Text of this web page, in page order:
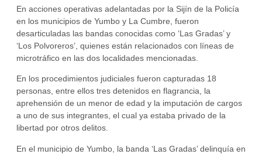
En acciones operativas adelantadas por la Sijín de la Policía
en los municipios de Yumbo y La Cumbre, fueron
desarticuladas las bandas conocidas como ‘Las Gradas’ y
‘Los Polvoreros’, quienes están relacionados con líneas de
microtráfico en las dos localidades mencionadas.
En los procedimientos judiciales fueron capturadas 18
personas, entre ellos tres detenidos en flagrancia, la
aprehensión de un menor de edad y la imputación de cargos
a uno de sus integrantes, el cual ya estaba privado de la
libertad por otros delitos.
En el municipio de Yumbo, la banda ‘Las Gradas’ delinquía en